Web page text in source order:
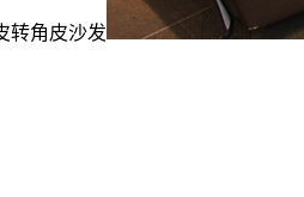
转角皮沙发